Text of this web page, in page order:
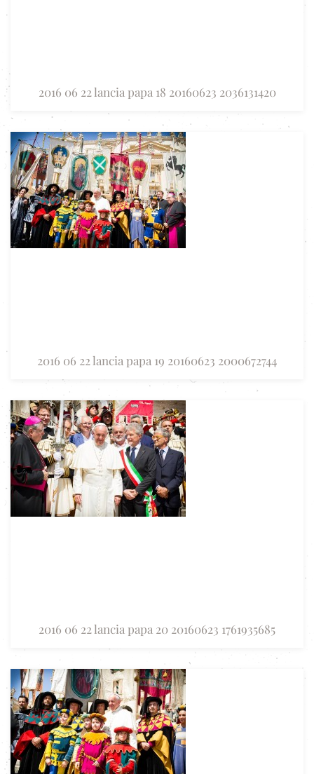
2016 06 22 lancia papa 18 20160623 2036131420
2016 06 22 lancia papa 19 20160623 2000672744
2016 06 22 lancia papa 20 20160623 1761935685